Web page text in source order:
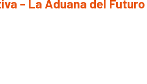
- La Aduana del Futuro